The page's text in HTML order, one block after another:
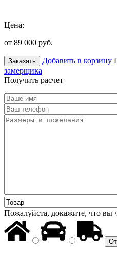
Цена:
от 89 000 руб.
Заказать Добавить в корзину
замерщика
Получить расчет
Пожалуйста, докажите, что вы